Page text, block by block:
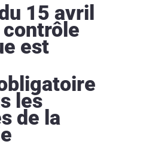
15 avril
est
les
de la